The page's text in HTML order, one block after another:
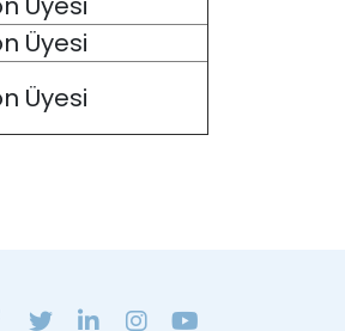
Üyesi
Üyesi